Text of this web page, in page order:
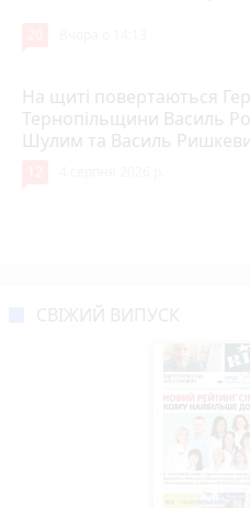
На щиті повертаються
Тернопільщини Василь
Шулим та Василь